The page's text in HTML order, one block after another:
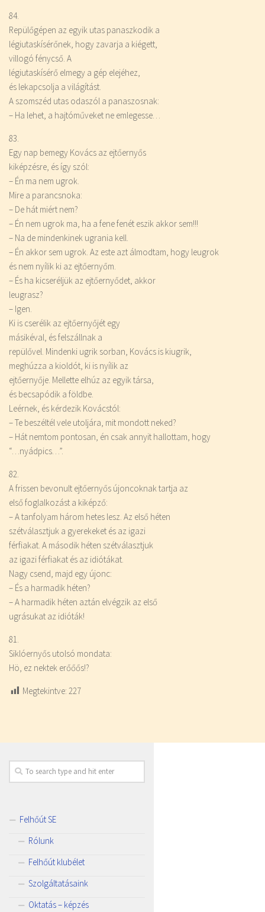
84.
Repülőgépen az egyik utas panaszkodik a
légiutaskísérőnek, hogy zavarja a kiégett,
villogó fénycső. A
légiutaskísérő elmegy a gép elejéhez,
és lekapcsolja a világítást.
A szomszéd utas odaszól a panaszosnak:
– Ha lehet, a hajtóműveket ne emlegesse…
83.
Egy nap bemegy Kovács az ejtőernyős
kiképzésre, és így szól:
– Én ma nem ugrok.
Mire a parancsnoka:
– De hát miért nem?
– Én nem ugrok ma, ha a fene fenét eszik akkor sem!!!
– Na de mindenkinek ugrania kell.
– Én akkor sem ugrok. Az este azt álmodtam, hogy leugrok
és nem nyílik ki az ejtőernyőm.
– És ha kicseréljük az ejtőernyődet, akkor
leugrasz?
– Igen.
Ki is cserélik az ejtőernyőjét egy
másikéval, és felszállnak a
repülővel. Mindenki ugrik sorban, Kovács is kiugrik,
meghúzza a kioldót, ki is nyílik az
ejtőernyője. Mellette elhúz az egyik társa,
és becsapódik a földbe.
Leérnek, és kérdezik Kovácstól:
– Te beszéltél vele utoljára, mit mondott neked?
– Hát nemtom pontosan, én csak annyit hallottam, hogy
“…nyádpics…”.
82.
A frissen bevonult ejtőernyős újoncoknak tartja az
első foglalkozást a kiképző:
– A tanfolyam három hetes lesz. Az első héten
szétválasztjuk a gyerekeket és az igazi
férfiakat. A második héten szétválasztjuk
az igazi férfiakat és az idiótákat.
Nagy csend, majd egy újonc:
– És a harmadik héten?
– A harmadik héten aztán elvégzik az első
ugrásukat az idióták!
81.
Siklóernyős utolsó mondata:
Hö, ez nektek erőőős!?
Megtekintve: 227
Felhőút SE
Rólunk
Felhőút klubélet
Szolgáltatásaink
Oktatás – képzés